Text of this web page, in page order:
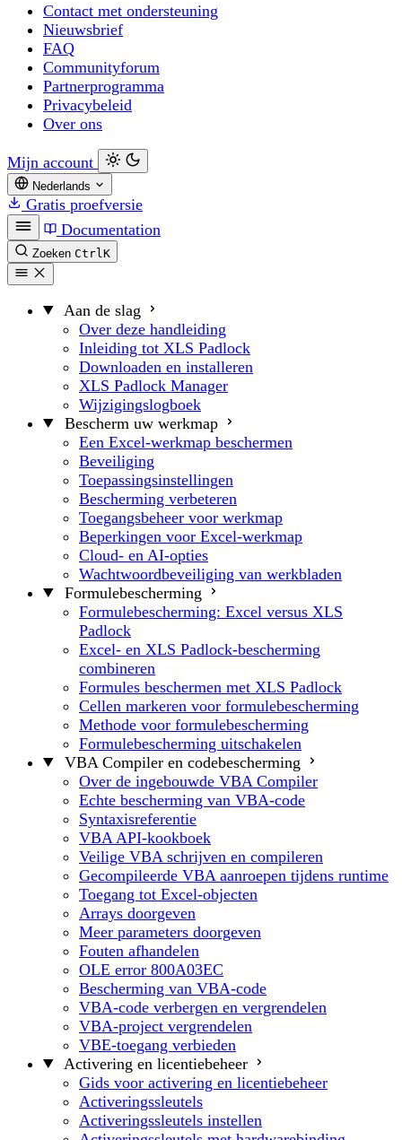
Contact met ondersteuning
Nieuwsbrief
FAQ
Communityforum
Partnerprogramma
Privacybeleid
Over ons
Mijn account
Nederlands
Gratis proefversie
Documentation
Zoeken CtrlK
Aan de slag
Over deze handleiding
Inleiding tot XLS Padlock
Downloaden en installeren
XLS Padlock Manager
Wijzigingslogboek
Bescherm uw werkmap
Een Excel-werkmap beschermen
Beveiliging
Toepassingsinstellingen
Bescherming verbeteren
Toegangsbeheer voor werkmap
Beperkingen voor Excel-werkmap
Cloud- en AI-opties
Wachtwoordbeveiliging van werkbladen
Formulebescherming
Formulebescherming: Excel versus XLS
Padlock
Excel- en XLS Padlock-bescherming
combineren
Formules beschermen met XLS Padlock
Cellen markeren voor formulebescherming
Methode voor formulebescherming
Formulebescherming uitschakelen
VBA Compiler en codebescherming
Over de ingebouwde VBA Compiler
Echte bescherming van VBA-code
Syntaxisreferentie
VBA API-kookboek
Veilige VBA schrijven en compileren
Gecompileerde VBA aanroepen tijdens runtime
Toegang tot Excel-objecten
Arrays doorgeven
Meer parameters doorgeven
Fouten afhandelen
OLE error 800A03EC
Bescherming van VBA-code
VBA-code verbergen en vergrendelen
VBA-project vergrendelen
VBE-toegang verbieden
Activering en licentiebeheer
Gids voor activering en licentiebeheer
Activeringssleutels
Activeringssleutels instellen